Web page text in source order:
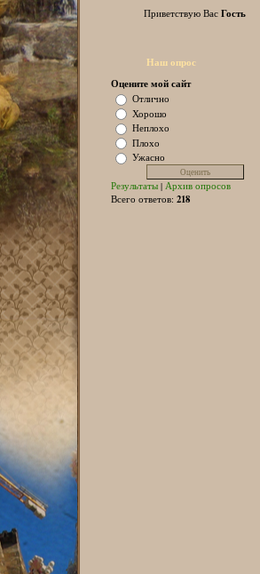
Приветствую Вас Гость
Наш опрос
Оцените мой сайт
Отлично
Хорошо
Неплохо
Плохо
Ужасно
Результаты| Архив опросов
Всего ответов: 218